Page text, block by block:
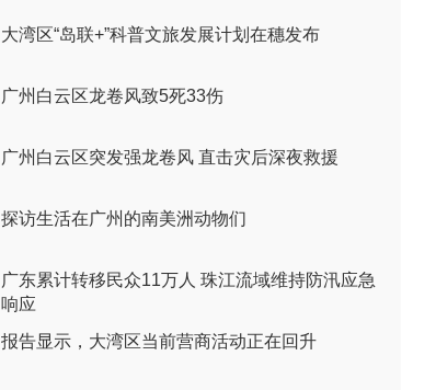
大湾区“岛联+”科普文旅发展计划在穗发布
广州白云区龙卷风致5死33伤
广州白云区突发强龙卷风 直击灾后深夜救援
探访生活在广州的南美洲动物们
广东累计转移民众11万人 珠江流域维持防汛应急
响应
报告显示，大湾区当前营商活动正在回升